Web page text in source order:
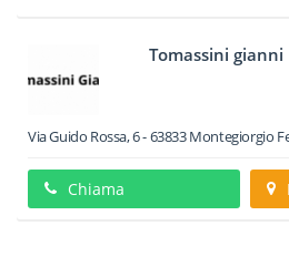
Tomassini gianni
Via Guido Rossa, 6-63833Montegiorgio
Chiama